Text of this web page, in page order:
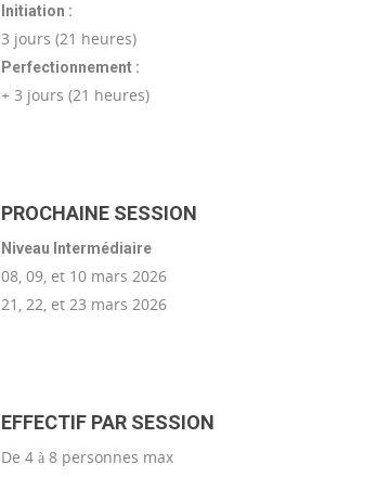
Initiation :
3 jours (21 heures)
Perfectionnement :
+ 3 jours (21 heures)
PROCHAINE SESSION
Niveau Intermédiaire
08, 09, et 10 mars 2026
21, 22, et 23 mars 2026
EFFECTIF PAR SESSION
De 4 à 8 personnes max